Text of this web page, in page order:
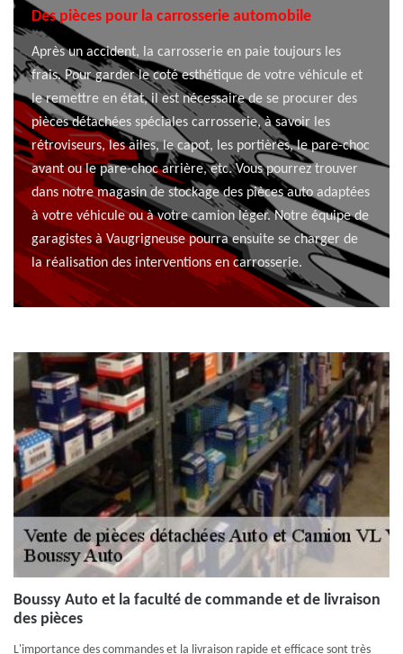
Des pièces pour la carrosserie automobile
Après un accident, la carrosserie en paie toujours les
frais. Pour garder le coté esthétique de votre véhicule et
le remettre en état, il est nécessaire de se procurer des
pièces détachées spéciales carrosserie, à savoir les
rétroviseurs, les ailes, le capot, les portières, le pare-choc
avant ou le pare-choc arrière, etc. Vous pourrez trouver
dans notre magasin de stockage des pièces auto adaptées
à votre véhicule ou à votre camion léger. Notre équipe de
garagistes à Vaugrigneuse pourra ensuite se charger de
la réalisation des interventions en carrosserie.
Boussy Auto et la faculté de commande et de livraison
des pièces
L'importance des commandes et la livraison rapide et efficace sont très